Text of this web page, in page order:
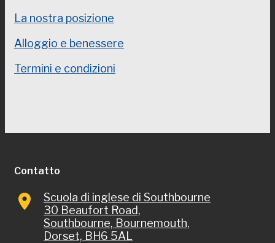
La nostra posizione
Alloggio e benessere
Termini e condizioni
Contatto
Scuola di inglese di Southbourne
30 Beaufort Road,
Southbourne, Bournemouth,
Dorset, BH6 5AL
Português
Русский